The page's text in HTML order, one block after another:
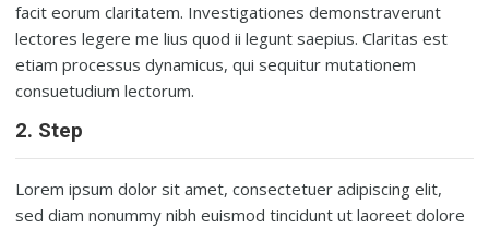
facit eorum claritatem. Investigationes demonstraverunt
lectores legere me lius quod ii legunt saepius. Claritas est
etiam processus dynamicus, qui sequitur mutationem
consuetudium lectorum.
2. Step
Lorem ipsum dolor sit amet, consectetuer adipiscing elit,
sed diam nonummy nibh euismod tincidunt ut laoreet dolore